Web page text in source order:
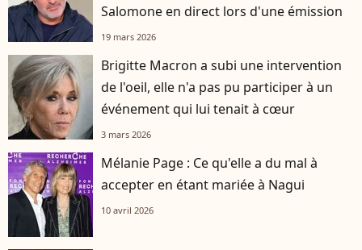
Salomone en direct lors d'une émission
19 mars 2026
Brigitte Macron a subi une intervention
de l'oeil, elle n'a pas pu participer à un
événement qui lui tenait à cœur
3 mars 2026
Mélanie Page : Ce qu'elle a du mal à
accepter en étant mariée à Nagui
10 avril 2026